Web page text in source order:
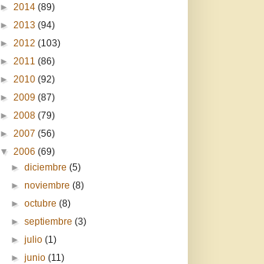
► 2014 (89)
► 2013 (94)
► 2012 (103)
► 2011 (86)
► 2010 (92)
► 2009 (87)
► 2008 (79)
► 2007 (56)
▼ 2006 (69)
►diciembre(5)
►noviembre(8)
►octubre(8)
►septiembre(3)
►julio(1)
►junio(11)